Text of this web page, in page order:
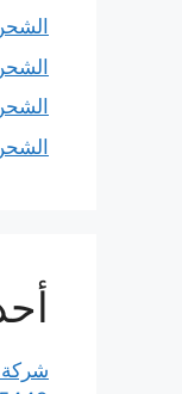
شركة